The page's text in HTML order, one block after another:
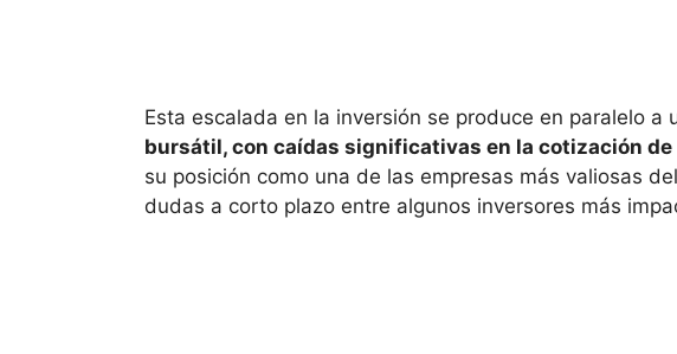
Esta escalada en la inversión se produce en paralelo a
bursátil, con caídas significativas en la cotización
su posición como una de las empresas más valiosas
dudas a corto plazo entre algunos inversores más